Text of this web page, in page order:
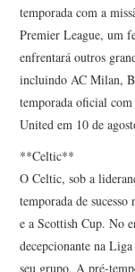
temporada com a
Premier League, um
enfrentará outros
incluindo AC Milan,
temporada oficial
United em 10 de
**Celtic**
O Celtic, sob a
temporada de
e a Scottish Cup. No
decepcionante na
seu grupo. A pré-